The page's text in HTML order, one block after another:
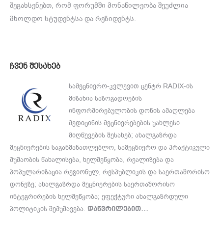
შეგახსენებთ, რომ ფორუმში მონაწილეობა შეუძლია
მხოლდო სტუდენტსა და რეზიდენტს.
ჩვენ შესახებ
სამეცნიერო-კვლევით ცენტრ RADIX-ის
მიზანია საზოგადოების
ინფორმირებულობის დონის ამაღლება
მედიცინის მეცნიერებების უახლესი
მიღწევების შესახებ; ახალგაზრდა
მეცნიერების საგანმანათლებლო, სამეცნიერო და პრაქტიკული
მუშაობის წახალისება, ხელშეწყობა, რეალიზება და
პოპულარიზაცია რეგიონულ, რესპუბლიკის და საერთაშორისო
დონეზე; ახალგაზრდა მეცნიერების საერთაშორისო
ინტეგრირების ხელშეწყობა; ეფექტური ახალგაზრდული
პოლიტიკის შემუშავება. დაწვრილებით…